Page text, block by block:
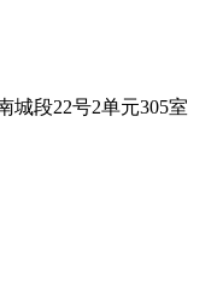
城段22号2单元305室